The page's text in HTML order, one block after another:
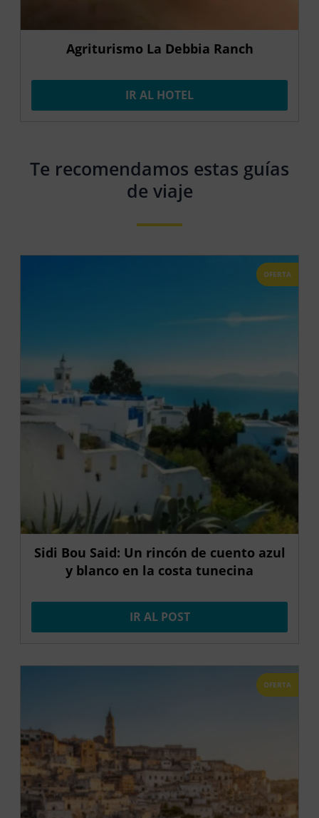
Agriturismo La Debbia Ranch
IR AL HOTEL
Te recomendamos estas guías
de viaje
OFERTA
Sidi Bou Said: Un rincón de cuento azul
y blanco en la costa tunecina
IR AL POST
OFERTA